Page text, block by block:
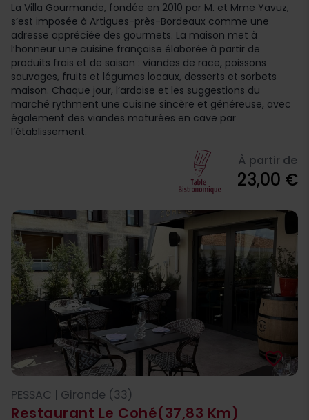
La Villa Gourmande, fondée en 2010 par M. et Mme Yavuz,
s’est imposée à Artigues-près-Bordeaux comme une
adresse appréciée des gourmets. La maison met à
l’honneur une cuisine française élaborée à partir de
produits frais et de saison : viandes de race, poissons
sauvages, fruits et légumes locaux, desserts et sorbets
maison. Chaque jour, l’ardoise et les suggestions du
marché rythment une cuisine sincère et généreuse, avec
également des viandes maturées en cave par
l’établissement.
À partir de
23,00 €
Restaurant Le Cohé(37,83 Km)
favorite_border
PESSAC | Gironde (33)